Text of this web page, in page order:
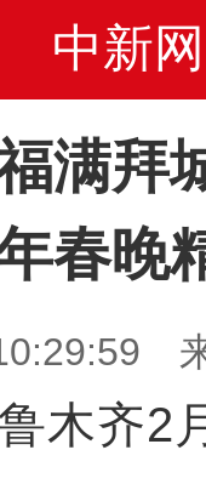
中新网
满拜
春晚
齐2